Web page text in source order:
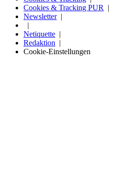
Cookies & Tracking PUR
Newsletter
Netiquette
Redaktion
Cookie-Einstellungen